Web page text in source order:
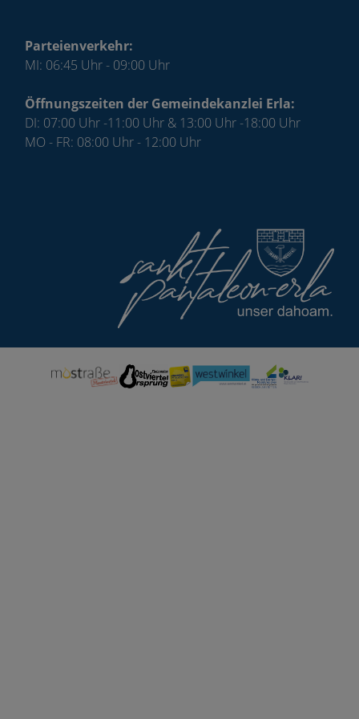
Parteienverkehr:
MI: 06:45 Uhr - 09:00 Uhr
Öffnungszeiten der Gemeindekanzlei Erla:
DI: 07:00 Uhr -11:00 Uhr & 13:00 Uhr -18:00 Uhr
MO - FR: 08:00 Uhr - 12:00 Uhr